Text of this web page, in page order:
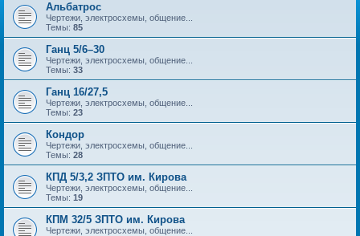
Альбатрос
Чертежи, электросхемы, общение...
Темы: 85
Ганц 5/6–30
Чертежи, электросхемы, общение...
Темы: 33
Ганц 16/27,5
Чертежи, электросхемы, общение...
Темы: 23
Кондор
Чертежи, электросхемы, общение...
Темы: 28
КПД 5/3,2 ЗПТО им. Кирова
Чертежи, электросхемы, общение...
Темы: 19
КПМ 32/5 ЗПТО им. Кирова
Чертежи, электросхемы, общение...